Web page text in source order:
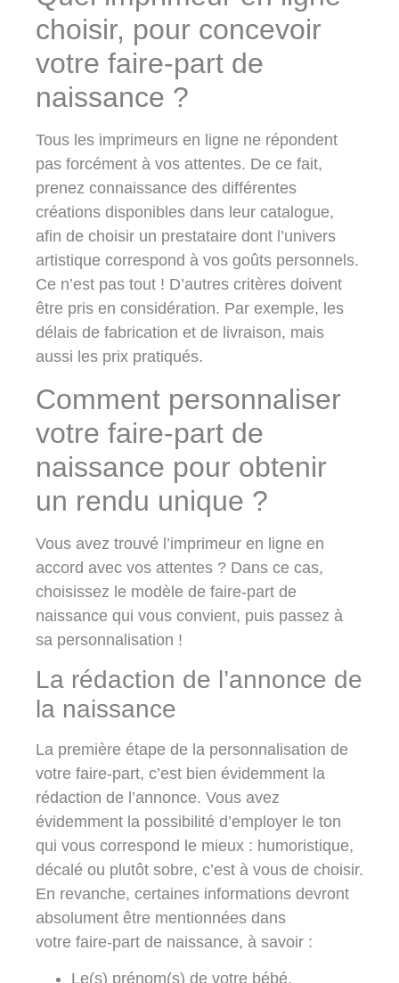
choisir, pour concevoir
votre faire-part de
naissance ?
Tous les imprimeurs en ligne ne répondent
pas forcément à vos attentes. De ce fait,
prenez connaissance des différentes
créations disponibles dans leur catalogue,
afin de choisir un prestataire dont l’univers
artistique correspond à vos goûts personnels.
Ce n’est pas tout ! D’autres critères doivent
être pris en considération. Par exemple, les
délais de fabrication et de livraison, mais
aussi les prix pratiqués.
Comment personnaliser
votre faire-part de
naissance pour obtenir
un rendu unique ?
Vous avez trouvé l’imprimeur en ligne en
accord avec vos attentes ? Dans ce cas,
choisissez le modèle de faire-part de
naissance qui vous convient, puis passez à
sa personnalisation !
La rédaction de l’annonce de
la naissance
La première étape de la personnalisation de
votre faire-part, c’est bien évidemment la
rédaction de l’annonce. Vous avez
évidemment la possibilité d’employer le ton
qui vous correspond le mieux : humoristique,
décalé ou plutôt sobre, c’est à vous de choisir.
En revanche, certaines informations devront
absolument être mentionnées dans
votre faire-part de naissance, à savoir :
Le(s) prénom(s) de votre bébé,